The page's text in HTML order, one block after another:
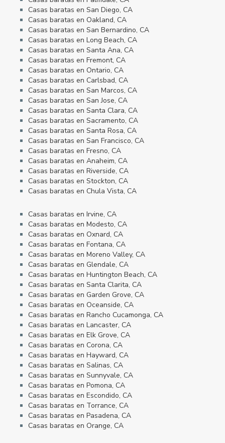
Casas baratas en San Diego, CA
Casas baratas en Oakland, CA
Casas baratas en San Bernardino, CA
Casas baratas en Long Beach, CA
Casas baratas en Santa Ana, CA
Casas baratas en Fremont, CA
Casas baratas en Ontario, CA
Casas baratas en Carlsbad, CA
Casas baratas en San Marcos, CA
Casas baratas en San Jose, CA
Casas baratas en Santa Clara, CA
Casas baratas en Sacramento, CA
Casas baratas en Santa Rosa, CA
Casas baratas en San Francisco, CA
Casas baratas en Fresno, CA
Casas baratas en Anaheim, CA
Casas baratas en Riverside, CA
Casas baratas en Stockton, CA
Casas baratas en Chula Vista, CA
Casas baratas en Irvine, CA
Casas baratas en Modesto, CA
Casas baratas en Oxnard, CA
Casas baratas en Fontana, CA
Casas baratas en Moreno Valley, CA
Casas baratas en Glendale, CA
Casas baratas en Huntington Beach, CA
Casas baratas en Santa Clarita, CA
Casas baratas en Garden Grove, CA
Casas baratas en Oceanside, CA
Casas baratas en Rancho Cucamonga, CA
Casas baratas en Lancaster, CA
Casas baratas en Elk Grove, CA
Casas baratas en Corona, CA
Casas baratas en Hayward, CA
Casas baratas en Salinas, CA
Casas baratas en Sunnyvale, CA
Casas baratas en Pomona, CA
Casas baratas en Escondido, CA
Casas baratas en Torrance, CA
Casas baratas en Pasadena, CA
Casas baratas en Orange, CA